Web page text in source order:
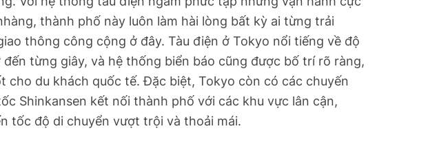
thành phố này luôn làm hài lòng bất kỳ ai từng trải
thông công cộng ở đây. Tàu điện ở Tokyo nổi tiếng về độ
đến từng giây, và hệ thống biển báo cũng được bố trí rõ ràng,
cho du khách quốc tế. Đặc biệt, Tokyo còn có các chuyến
Shinkansen kết nối thành phố với các khu vực lân cận,
tốc độ di chuyển vượt trội và thoải mái.